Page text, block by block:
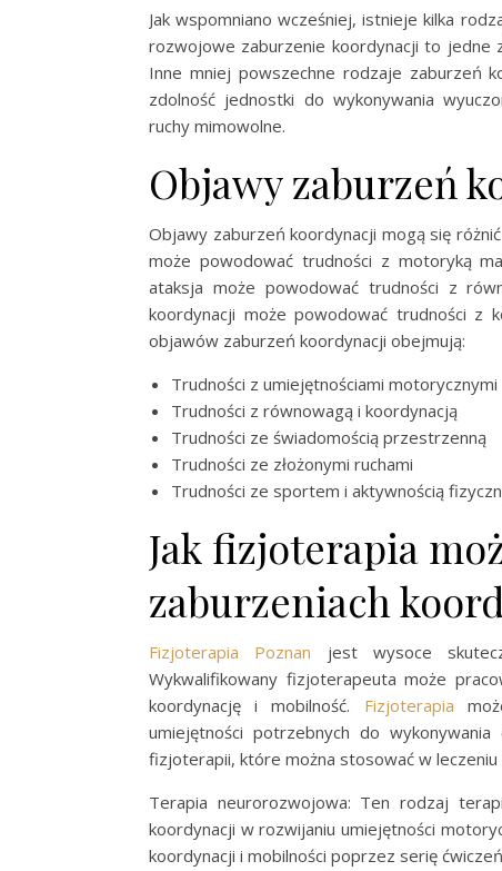
Jak wspomniano wcześniej, istnieje kilka
rozwojowe zaburzenie koordynacji to jedne
Inne mniej powszechne rodzaje zaburzeń
zdolność jednostki do wykonywania
ruchy mimowolne.
Objawy zaburzeń
Objawy zaburzeń koordynacji mogą się
może powodować trudności z motoryką
ataksja może powodować trudności z
koordynacji może powodować trudności z
objawów zaburzeń koordynacji obejmują:
Trudności z umiejętnościami motorycznymi
Trudności z równowagą i koordynacją
Trudności ze świadomością przestrzenną
Trudności ze złożonymi ruchami
Trudności ze sportem i aktywnością
Jak fizjoterapia
zaburzeniach
Fizjoterapia Poznan jest wysoce
Wykwalifikowany fizjoterapeuta może
koordynację i mobilność. Fizjoterapia
umiejętności potrzebnych do
fizjoterapii, które można stosować w
Terapia neurorozwojowa: Ten rodzaj
koordynacji w rozwijaniu umiejętności
koordynacji i mobilności poprzez serię ćwiczeń